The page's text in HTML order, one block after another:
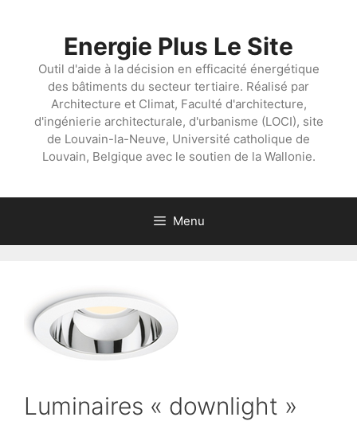
Energie Plus Le Site
Outil d'aide à la décision en efficacité énergétique
des bâtiments du secteur tertiaire. Réalisé par
Architecture et Climat, Faculté d'architecture,
d'ingénierie architecturale, d'urbanisme (LOCI), site
de Louvain-la-Neuve, Université catholique de
Louvain, Belgique avec le soutien de la Wallonie.
Menu
Luminaires « downlight »